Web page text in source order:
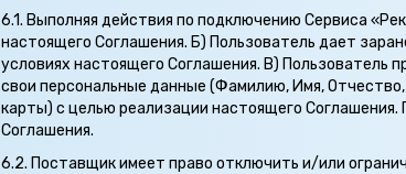
6.1. Выполняя действия по подключению Сервиса
настоящего Соглашения. Б) Пользователь дает
условиях настоящего Соглашения. В) Пользователь
свои персональные данные (Фамилию, Имя,
карты) с целью реализации настоящего Соглашения.
Соглашения.
6.2. Поставщик имеет право отключить и/или